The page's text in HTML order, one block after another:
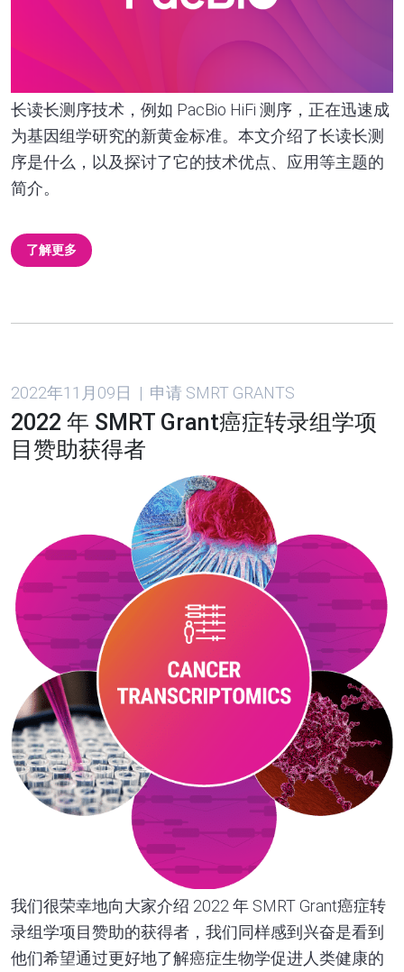
长读长测序技术，例如 PacBio HiFi 测序，正在迅速成
为基因组学研究的新黄金标准。本文介绍了长读长测
序是什么，以及探讨了它的技术优点、应用等主题的
简介。
了解更多
2022年11月09日 | 申请 SMRT GRANTS
2022 年 SMRT Grant癌症转录组学项
目赞助获得者
我们很荣幸地向大家介绍 2022 年 SMRT Grant癌症转
录组学项目赞助的获得者，我们同样感到兴奋是看到
他们希望通过更好地了解癌症生物学促进人类健康的